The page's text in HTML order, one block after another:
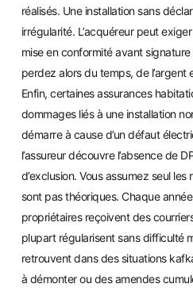
réalisés. Une installation sans
irrégularité. L’acquéreur peut
mise en conformité avant
perdez alors du temps, de
Enfin, certaines assurances
dommages liés à une installation
démarre à cause d’un défaut
l’assureur découvre l’absence de
d’exclusion. Vous assumez seul
sont pas théoriques. Chaque
propriétaires reçoivent des
plupart régularisent sans difficulté
retrouvent dans des situations
à démonter ou des amendes